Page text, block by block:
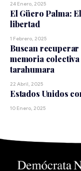
24 Enero, 2025
El Güero Palma:
libertad
1 Febrero, 2025
Buscan
memoria
tarahumara
22 Abril, 2025
Estados Unidos
10 Enero, 2025